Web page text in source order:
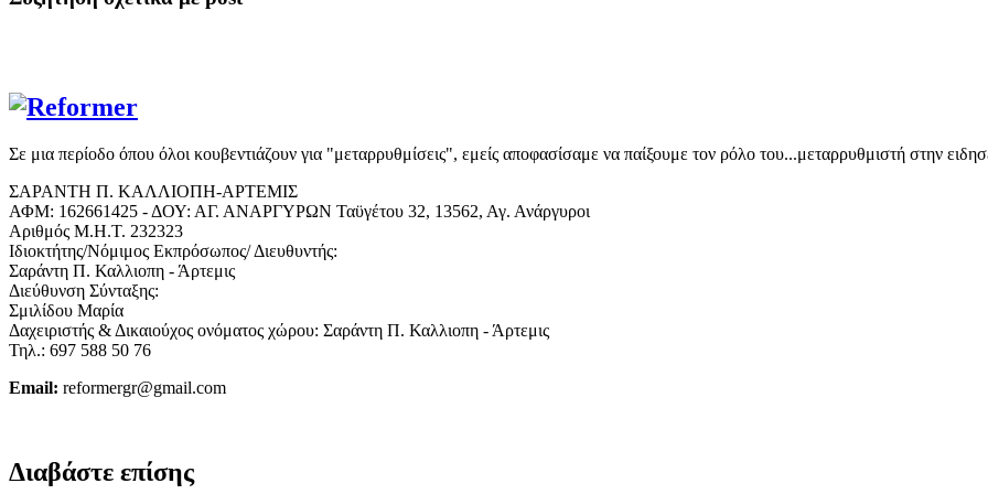
Σε μια περίοδο όπου όλοι κουβεντιάζουν για "μεταρρυθμίσεις", εμείς αποφασίσαμε να παίξουμε τον ρόλο του...μεταρρυθμιστή στην
ΣΑΡΑΝΤΗ Π. ΚΑΛΛΙΟΠΗ-ΑΡΤΕΜΙΣ
ΑΦΜ: 162661425 - ΔΟΥ: ΑΓ. ΑΝΑΡΓΥΡΩΝ Ταϋγέτου 32, 13562, Αγ. Ανάργυροι
Αριθμός Μ.Η.Τ. 232323
Ιδιοκτήτης/Νόμιμος Εκπρόσωπος/ Διευθυντής:
Σαράντη Π. Καλλιοπη - Άρτεμις
Διεύθυνση Σύνταξης:
Σμιλίδου Μαρία
Δαχειριστής & Δικαιούχος ονόματος χώρου: Σαράντη Π. Καλλιοπη - Άρτεμις
Τηλ.: 697 588 50 76
Email: reformergr@gmail.com
Διαβάστε επίσης